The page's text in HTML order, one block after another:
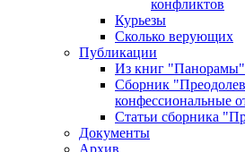
конфликтов
Курьезы
Сколько верующих
Публикации
Из книг "Панорамы"
Сборник
конфессиональные
Статьи сборника
Документы